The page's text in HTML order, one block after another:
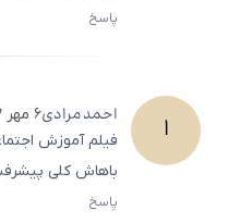
پاسخ
ا احمدمرادی۶ مهر ۱۴۰۳
فیلم آموزش
باهاش کلی
پاسخ